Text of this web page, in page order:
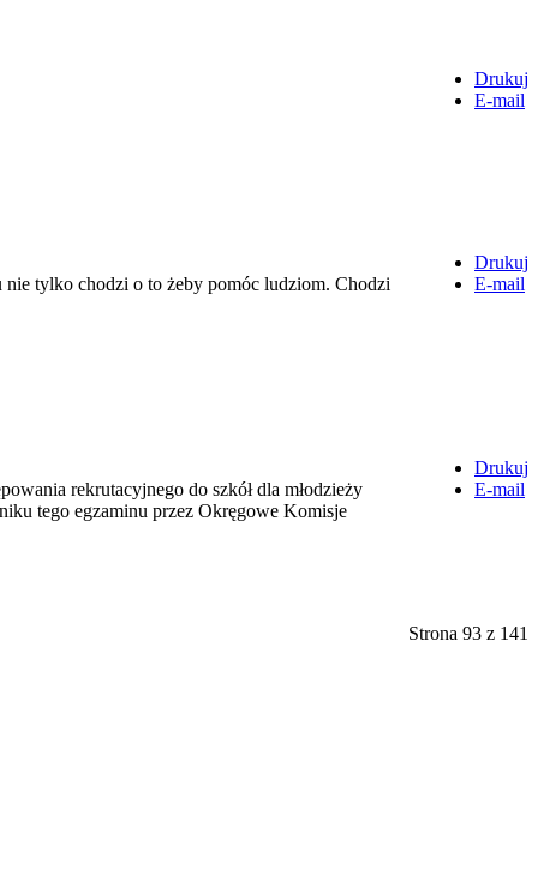
Drukuj
E-mail
Drukuj
E-mail
tylko chodzi o to żeby pomóc ludziom. Chodzi
Drukuj
E-mail
rekrutacyjnego do szkół dla młodzieży
tego egzaminu przez Okręgowe Komisje
Strona 93 z 141